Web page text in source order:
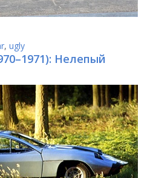
, ugly
Нелепый